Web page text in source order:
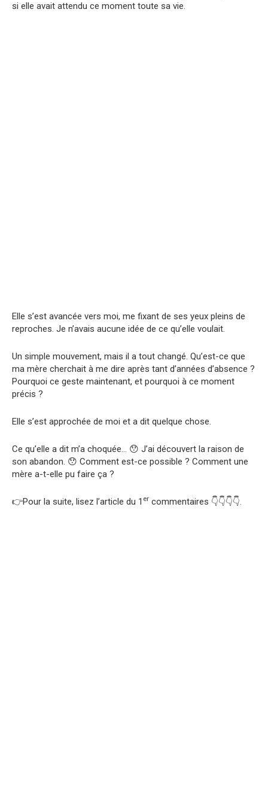
si elle avait attendu ce moment toute sa vie.
Elle s’est avancée vers moi, me fixant de ses yeux pleins de
reproches. Je n’avais aucune idée de ce qu’elle voulait.
Un simple mouvement, mais il a tout changé. Qu’est-ce que
ma mère cherchait à me dire après tant d’années d’absence ?
Pourquoi ce geste maintenant, et pourquoi à ce moment
précis ?
Elle s’est approchée de moi et a dit quelque chose.
Ce qu’elle a dit m’a choquée… 😯 J’ai découvert la raison de
son abandon. 😯 Comment est-ce possible ? Comment une
mère a-t-elle pu faire ça ?
👉Pour la suite, lisez l’article du 1 er commentaires 👇👇👇👇.